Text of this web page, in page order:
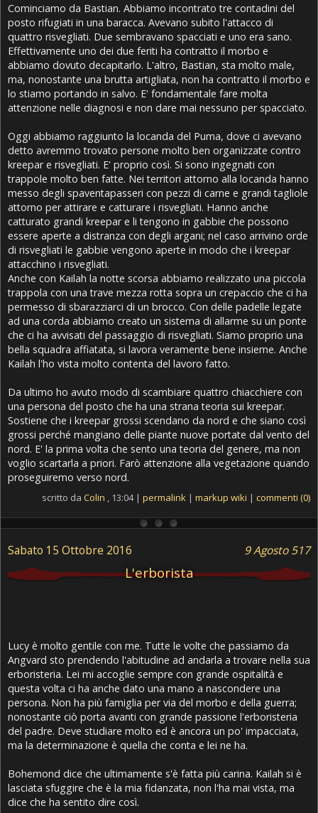
Cominciamo da Bastian. Abbiamo incontrato tre contadini del
posto rifugiati in una baracca. Avevano subito l'attacco di
quattro risvegliati. Due sembravano spacciati e uno era sano.
Effettivamente uno dei due feriti ha contratto il morbo e
abbiamo dovuto decapitarlo. L'altro, Bastian, sta molto male,
ma, nonostante una brutta artigliata, non ha contratto il morbo e
lo stiamo portando in salvo. E' fondamentale fare molta
attenzione nelle diagnosi e non dare mai nessuno per spacciato.
Oggi abbiamo raggiunto la locanda del Puma, dove ci avevano
detto avremmo trovato persone molto ben organizzate contro
kreepar e risvegliati. E' proprio così. Si sono ingegnati con
trappole molto ben fatte. Nei territori attorno alla locanda hanno
messo degli spaventapasseri con pezzi di carne e grandi tagliole
attorno per attirare e catturare i risvegliati. Hanno anche
catturato grandi kreepar e li tengono in gabbie che possono
essere aperte a distranza con degli argani; nel caso arrivino orde
di risvegliati le gabbie vengono aperte in modo che i kreepar
attacchino i risvegliati.
Anche con Kailah la notte scorsa abbiamo realizzato una piccola
trappola con una trave mezza rotta sopra un crepaccio che ci ha
permesso di sbarazziarci di un brocco. Con delle padelle legate
ad una corda abbiamo creato un sistema di allarme su un ponte
che ci ha avvisati del passaggio di risvegliati. Siamo proprio una
bella squadra affiatata, si lavora veramente bene insieme. Anche
Kailah l'ho vista molto contenta del lavoro fatto.
Da ultimo ho avuto modo di scambiare quattro chiacchiere con
una persona del posto che ha una strana teoria sui kreepar.
Sostiene che i kreepar grossi scendano da nord e che siano così
grossi perché mangiano delle piante nuove portate dal vento del
nord. E' la prima volta che sento una teoria del genere, ma non
voglio scartarla a priori. Farò attenzione alla vegetazione quando
proseguiremo verso nord.
scritto da Colin , 13:04 | permalink | markup wiki | commenti (0)
9 Agosto 517
Sabato 15 Ottobre 2016
L'erborista
Lucy è molto gentile con me. Tutte le volte che passiamo da
Angvard sto prendendo l'abitudine ad andarla a trovare nella sua
erboristeria. Lei mi accoglie sempre con grande ospitalità e
questa volta ci ha anche dato una mano a nascondere una
persona. Non ha più famiglia per via del morbo e della guerra;
nonostante ciò porta avanti con grande passione l'erboristeria
del padre. Deve studiare molto ed è ancora un po' impacciata,
ma la determinazione è quella che conta e lei ne ha.
Bohemond dice che ultimamente s'è fatta più carina. Kailah si è
lasciata sfuggire che è la mia fidanzata, non l'ha mai vista, ma
dice che ha sentito dire così.